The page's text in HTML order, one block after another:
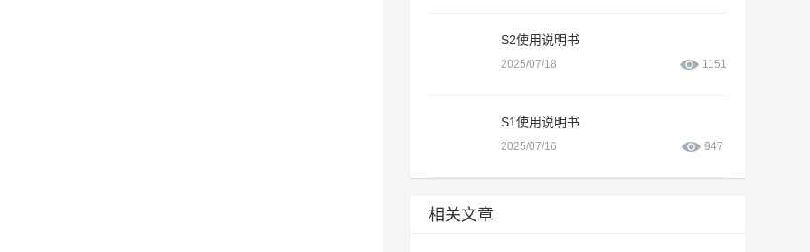
S2使用说明书
2025/07/18 1151
S1使用说明书
2025/07/16 947
相关文章